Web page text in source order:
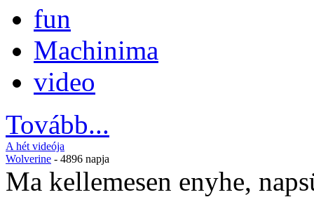
fun
Machinima
video
Tovább...
A hét videója
Wolverine - 4896 napja
Ma kellemesen enyhe,